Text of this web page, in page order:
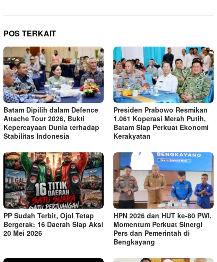
POS TERKAIT
Batam Dipilih dalam Defence
Attache Tour 2026, Bukti
Kepercayaan Dunia terhadap
Stabilitas Indonesia
Presiden Prabowo Resmikan
1.061 Koperasi Merah Putih,
Batam Siap Perkuat Ekonomi
Kerakyatan
PP Sudah Terbit, Ojol Tetap
Bergerak: 16 Daerah Siap Aksi
20 Mei 2026
HPN 2026 dan HUT ke-80 PWI,
Momentum Perkuat Sinergi
Pers dan Pemerintah di
Bengkayang